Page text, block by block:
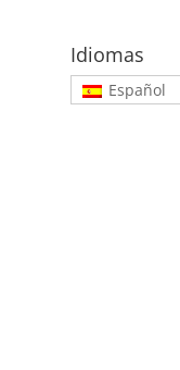
Idiomas
Español